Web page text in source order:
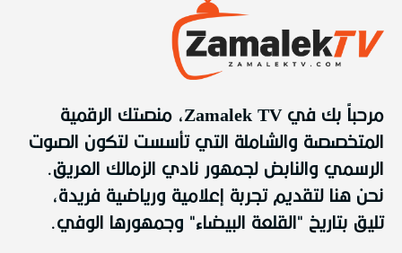
مرحباً بك في Zamalek TV، منصتك الرقمية
المتخصصة والشاملة التي تأسست لتكون الصوت
الرسمي والنابض لجمهور نادي الزمالك العريق.
نحن هنا لتقديم تجربة إعلامية ورياضية فريدة،
تليق بتاريخ "القلعة البيضاء" وجمهورها الوفي.